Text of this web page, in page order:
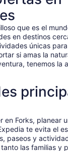
que es el
en destinos
únicas
si amas la
tenemos la
en Forks, planear
te evita el
paseos y
las familias y